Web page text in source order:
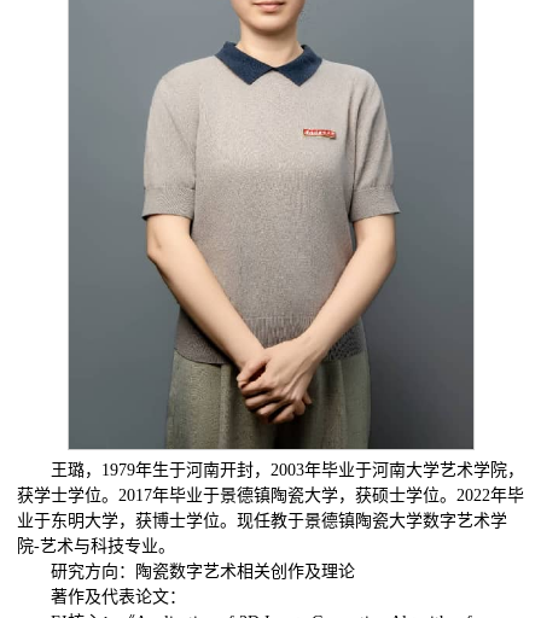
王璐，1979年生于河南开封，2003年毕业于河南大学艺术学院，
获学士学位。2017年毕业于景德镇陶瓷大学，获硕士学位。2022年毕
业于东明大学，获博士学位。现任教于景德镇陶瓷大学数字艺术学
院-艺术与科技专业。
研究方向：陶瓷数字艺术相关创作及理论
著作及代表论文：